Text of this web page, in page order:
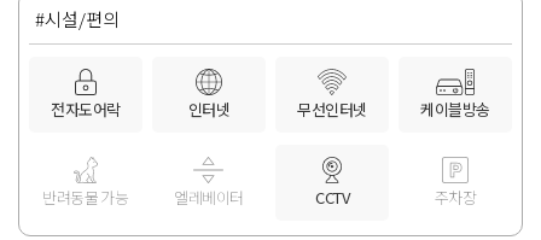
#시설/편의
전자도어락 인터넷 무선인터넷 케이블방송
반려동물 가능 엘레베이터 CCTV 주차장